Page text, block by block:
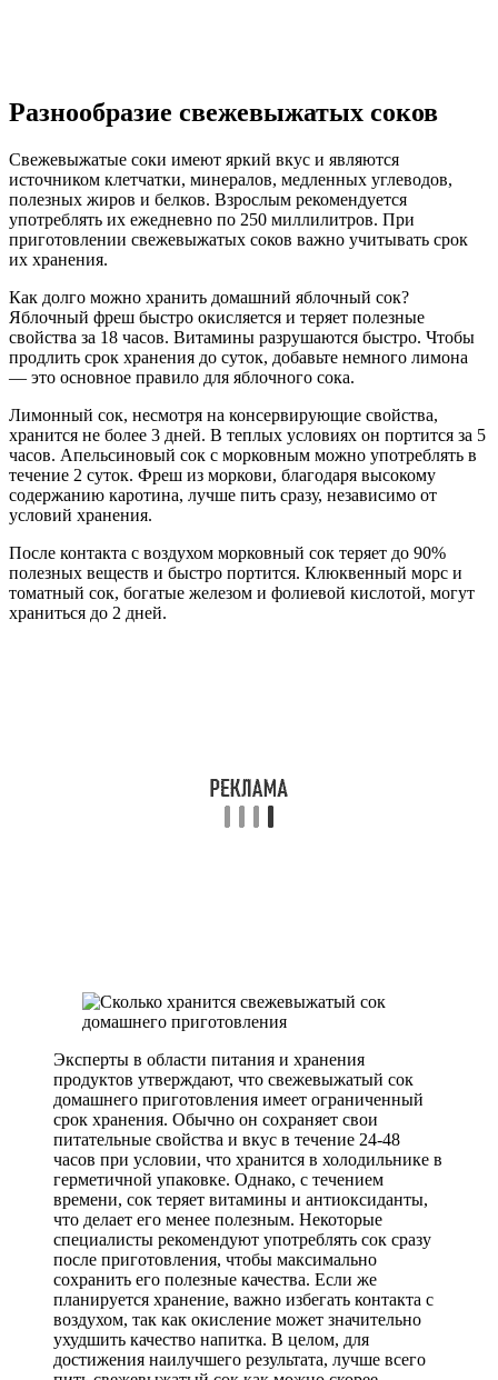
Разнообразие свежевыжатых соков
Свежевыжатые соки имеют яркий вкус и являются
источником клетчатки, минералов, медленных углеводов,
полезных жиров и белков. Взрослым рекомендуется
употреблять их ежедневно по 250 миллилитров. При
приготовлении свежевыжатых соков важно учитывать срок
их хранения.
Как долго можно хранить домашний яблочный сок?
Яблочный фреш быстро окисляется и теряет полезные
свойства за 18 часов. Витамины разрушаются быстро. Чтобы
продлить срок хранения до суток, добавьте немного лимона
— это основное правило для яблочного сока.
Лимонный сок, несмотря на консервирующие свойства,
хранится не более 3 дней. В теплых условиях он портится за 5
часов. Апельсиновый сок с морковным можно употреблять в
течение 2 суток. Фреш из моркови, благодаря высокому
содержанию каротина, лучше пить сразу, независимо от
условий хранения.
После контакта с воздухом морковный сок теряет до 90%
полезных веществ и быстро портится. Клюквенный морс и
томатный сок, богатые железом и фолиевой кислотой, могут
храниться до 2 дней.
Эксперты в области питания и хранения
продуктов утверждают, что свежевыжатый сок
домашнего приготовления имеет ограниченный
срок хранения. Обычно он сохраняет свои
питательные свойства и вкус в течение 24-48
часов при условии, что хранится в холодильнике в
герметичной упаковке. Однако, с течением
времени, сок теряет витамины и антиоксиданты,
что делает его менее полезным. Некоторые
специалисты рекомендуют употреблять сок сразу
после приготовления, чтобы максимально
сохранить его полезные качества. Если же
планируется хранение, важно избегать контакта с
воздухом, так как окисление может значительно
ухудшить качество напитка. В целом, для
достижения наилучшего результата, лучше всего